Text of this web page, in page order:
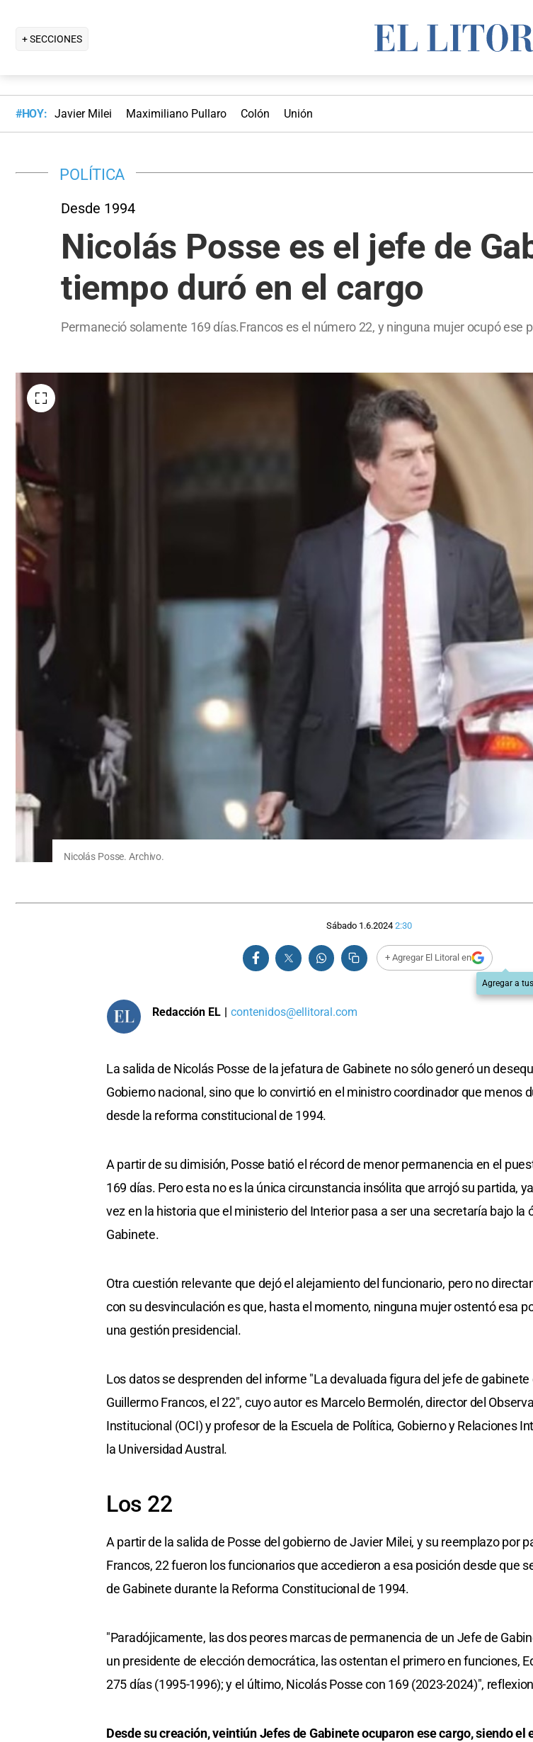
+ SECCIONES
#HOY: Javier Milei Maximiliano Pullaro Colón Unión
POLÍTICA
Desde 1994
Nicolás Posse es el jefe de
tiempo duró en el cargo
Permaneció solamente 169 días.Francos es el número 22, y ninguna mujer ocupó ese
Nicolás Posse. Archivo.
Sábado 1.6.2024 2:30
+ Agregar El Litoral en
Agregar a
Redacción EL | contenidos@ellitoral.com
La salida de Nicolás Posse de la jefatura de Gabinete no sólo generó un
Gobierno nacional, sino que lo convirtió en el ministro coordinador que menos
desde la reforma constitucional de 1994.
A partir de su dimisión, Posse batió el récord de menor permanencia en el
169 días. Pero esta no es la única circunstancia insólita que arrojó su partida,
vez en la historia que el ministerio del Interior pasa a ser una secretaría bajo la
Gabinete.
Otra cuestión relevante que dejó el alejamiento del funcionario, pero no
con su desvinculación es que, hasta el momento, ninguna mujer ostentó esa
una gestión presidencial.
Los datos se desprenden del informe "La devaluada figura del jefe de
Guillermo Francos, el 22", cuyo autor es Marcelo Bermolén, director del
Institucional (OCI) y profesor de la Escuela de Política, Gobierno y Relaciones
la Universidad Austral.
Los 22
A partir de la salida de Posse del gobierno de Javier Milei, y su reemplazo por
Francos, 22 fueron los funcionarios que accedieron a esa posición desde que
de Gabinete durante la Reforma Constitucional de 1994.
"Paradójicamente, las dos peores marcas de permanencia de un Jefe de
un presidente de elección democrática, las ostentan el primero en funciones,
275 días (1995-1996); y el último, Nicolás Posse con 169 (2023-2024)",
Desde su creación, veintiún Jefes de Gabinete ocuparon ese cargo, siendo el